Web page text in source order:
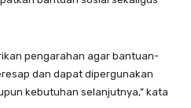
pengarahan agar bantuan-
dan dapat dipergunakan
kebutuhan selanjutnya,” kata